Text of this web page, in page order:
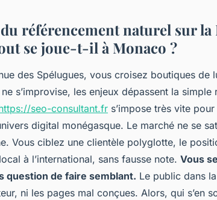
référencement naturel sur
se joue-t-il à Monaco ?
des Spélugues, vous croisez boutiques de
s’improvise, les enjeux dépassent la
seo-consultant.fr s’impose très vite
digital monégasque. Le marché ne se
Vous ciblez une clientèle polyglotte, le
à l’international, sans fausse note. Vous
question de faire semblant. Le public dans
ni les pages mal conçues. Alors, qui s’en